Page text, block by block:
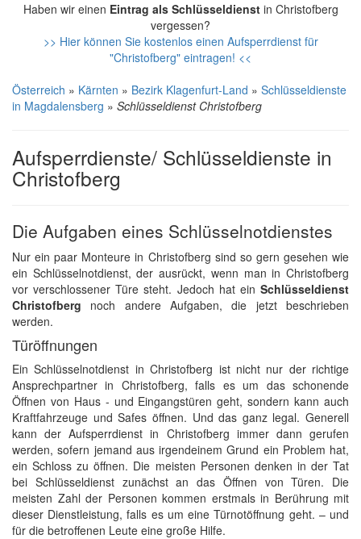
Haben wir einen Eintrag als Schlüsseldienstin Christofberg
vergessen?
>> Hier können Sie kostenlos einen Aufsperrdienst für
"Christofberg" eintragen! <<
Österreich » Kärnten » Bezirk Klagenfurt-Land » Schlüsseldienste
in Magdalensberg » Schlüsseldienst Christofberg
Aufsperrdienste/ Schlüsseldienste in
Christofberg
Die Aufgaben eines Schlüsselnotdienstes
Nur ein paar Monteure in Christofberg sind so gern gesehen wie
ein Schlüsselnotdienst, der ausrückt, wenn man in Christofberg
vor verschlossener Türe steht. Jedoch hat ein Schlüsseldienst
Christofberg noch andere Aufgaben, die jetzt beschrieben
werden.
Türöffnungen
Ein Schlüsselnotdienst in Christofberg ist nicht nur der richtige
Ansprechpartner in Christofberg, falls es um das schonende
Öffnen von Haus - und Eingangstüren geht, sondern kann auch
Kraftfahrzeuge und Safes öffnen. Und das ganz legal. Generell
kann der Aufsperrdienst in Christofberg immer dann gerufen
werden, sofern jemand aus irgendeinem Grund ein Problem hat,
ein Schloss zu öffnen. Die meisten Personen denken in der Tat
bei Schlüsseldienst zunächst an das Öffnen von Türen. Die
meisten Zahl der Personen kommen erstmals in Berührung mit
dieser Dienstleistung, falls es um eine Türnotöffnung geht. – und
für die betroffenen Leute eine große Hilfe.